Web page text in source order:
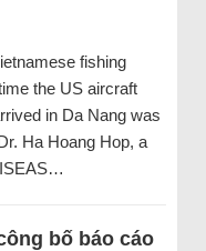
fishing
the US aircraft
in Da Nang was
Ha Hoang Hop, a
bố báo cáo